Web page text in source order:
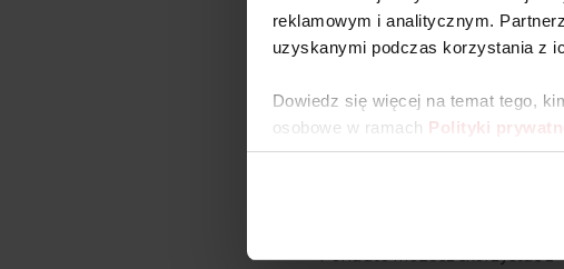
reklamowym i analitycznym.
uzyskanymi podczas korzystania z
Dowiedz się więcej na temat tego,
osobowe w ramach Polityki
Ubezpieczenie
ubezpieczyciela.
Do 2000 zł lub 600 euro
holowania
na
wynajmu
Ponadto możesz skorzystać z